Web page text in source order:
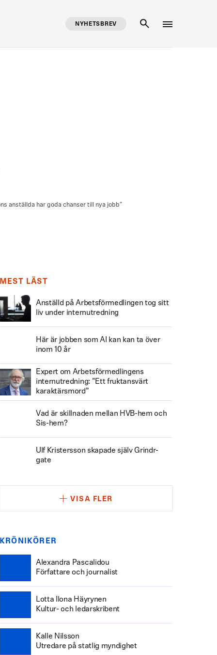
NYHETSBREV
MEST LÄST
Anställd på Arbetsförmedlingen tog sitt
liv under internutredning
Här är jobben som AI kan kan ta över
inom 10 år
Expert om Arbetsförmedlingens
internutredning: ”Ett fruktansvärt
karaktärsmord”
Vad är skillnaden mellan HVB-hem och
Sis-hem?
Ulf Kristersson skapade själv Grindr-
gate
VISA FLER
KRÖNIKÖRER
Alexandra Pascalidou
Författare och journalist
Lotta Ilona Häyrynen
Kultur- och ledarskribent
Kalle Nilsson
Utredare på statlig myndighet